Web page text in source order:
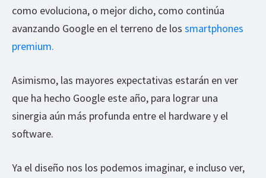
como evoluciona, o mejor dicho, como continúa
avanzando Google en el terreno de los smartphones
premium.
Asimismo, las mayores expectativas estarán en ver
que ha hecho Google este año, para lograr una
sinergia aún más profunda entre el hardware y el
software.
Ya el diseño nos los podemos imaginar, e incluso ver,